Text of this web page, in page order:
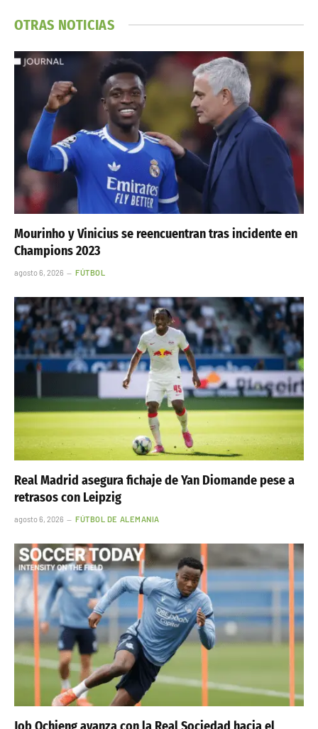
OTRAS NOTICIAS
Mourinho y Vinicius se reencuentran tras incidente en
Champions 2023
agosto 6, 2026 FÚTBOL
Real Madrid asegura fichaje de Yan Diomande pese a
retrasos con Leipzig
agosto 6, 2026 FÚTBOL DE ALEMANIA